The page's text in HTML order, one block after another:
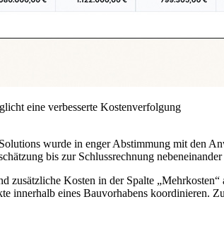
eine verbesserte Kostenverfolgung
wurde in enger Abstimmung mit den
bis zur Schlussrechnung
zusätzliche Kosten in der Spalte
innerhalb eines Bauvorhabens koordinieren.